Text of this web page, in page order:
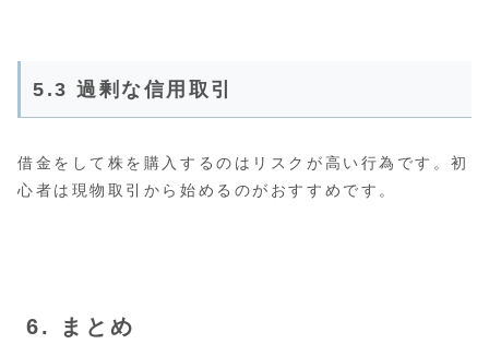
5.3 過剰な信用取引
借金をして株を購入するのはリスクが高い行為です。初
心者は現物取引から始めるのがおすすめです。
6. まとめ